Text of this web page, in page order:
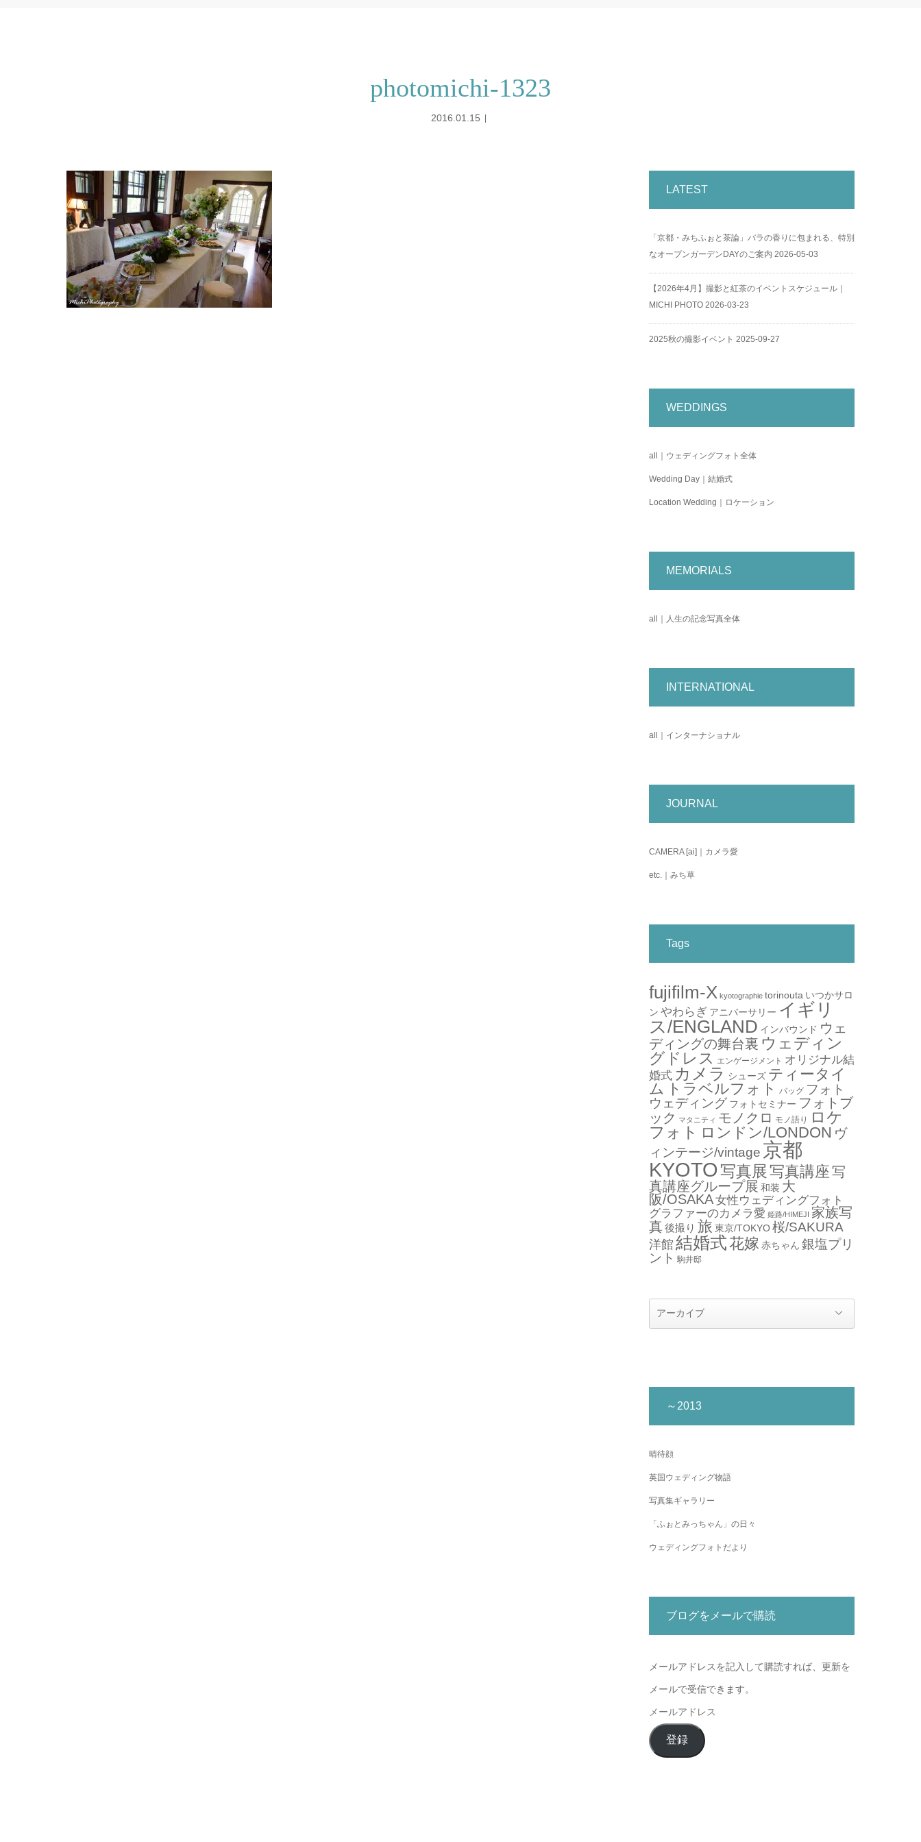
photomichi-1323
2016.01.15
LATEST
「京都・みちふぉと茶論」バラの香りに包まれる、特別
なオープンガーデンDAYのご案内 2026-05-03
【2026年4月】撮影と紅茶のイベントスケジュール｜
MICHI PHOTO 2026-03-23
2025秋の撮影イベント 2025-09-27
WEDDINGS
all｜ウェディングフォト全体
Wedding Day｜結婚式
Location Wedding｜ロケーション
MEMORIALS
all｜人生の記念写真全体
INTERNATIONAL
all｜インターナショナル
JOURNAL
CAMERA [ai]｜カメラ愛
etc.｜みち草
Tags
fujifilm-X kyotographie torinouta いつかサロ
ン やわらぎ アニバーサリー イギリ
ス/ENGLAND インバウンド ウェ
ディングの舞台裏 ウェディン
グドレス エンゲージメント オリジナル結
婚式 カメラ シューズ ティータイ
ム トラベルフォト バッグ フォト
ウェディング フォトセミナー フォトブ
ック マタニティ モノクロ モノ語り
ロケ
フォト ロンドン/LONDON ヴ
ィンテージ/vintage 京都
KYOTO 写真展 写真講座写
真講座グループ展 和装 大
阪/OSAKA女性ウェディングフォト
グラファーのカメラ愛 姫路/HIMEJI 家族写
真 後撮り 旅 東京/TOKYO桜/SAKURA
洋館 結婚式花嫁 赤ちゃん 銀塩プリ
ント 駒井邸
～2013
晴待顔
英国ウェディング物語
写真集ギャラリー
「ふぉとみっちゃん」の日々
ウェディングフォトだより
ブログをメールで購読
メールアドレスを記入して購読すれば、更新を
メールで受信できます。
メ
ー
ル
登録